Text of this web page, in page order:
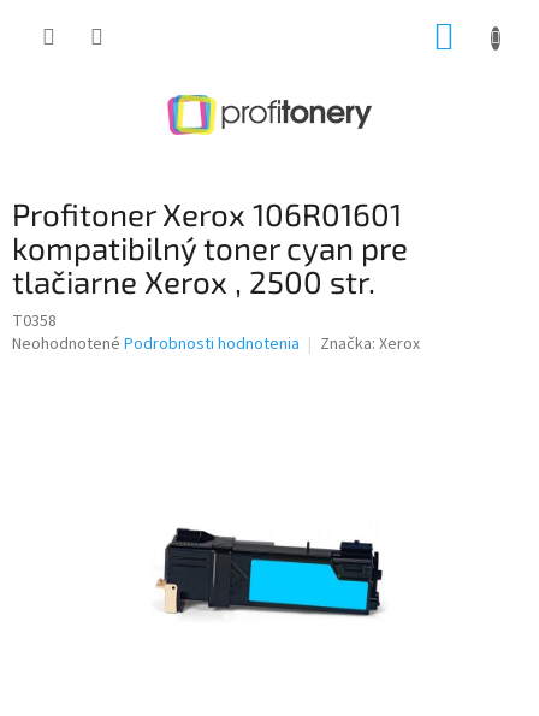
Profitoner Xerox 106R01601
kompatibilný toner cyan pre
tlačiarne Xerox , 2500 str.
T0358
Priemerné
Neohodnotené Podrobnosti hodnotenia Značka: Xerox